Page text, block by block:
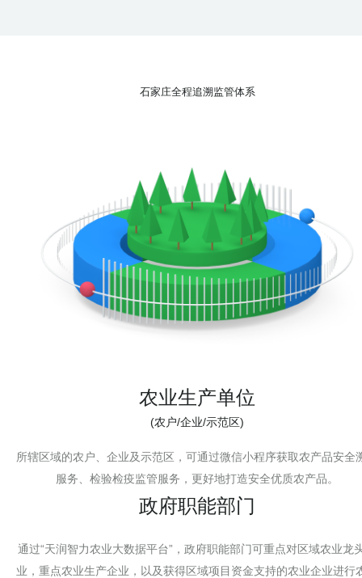
石家庄全程追溯监管体系
农业生产单位
(农户/企业/示范区)
所辖区域的农户、企业及示范区，可通过微信小程序获取农产品安全
服务、检验检疫监管服务，更好地打造安全优质农产品。
政府职能部门
通过“天润智力农业大数据平台”，政府职能部门可重点对区域农业龙
业，重点农业生产企业，以及获得区域项目资金支持的农业企业进行